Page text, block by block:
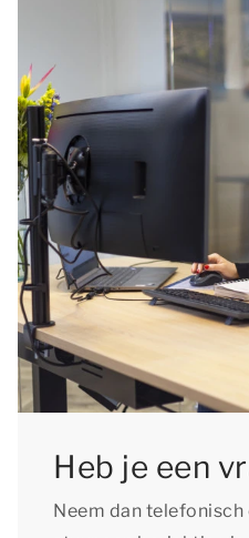
Heb je een
Neem dan